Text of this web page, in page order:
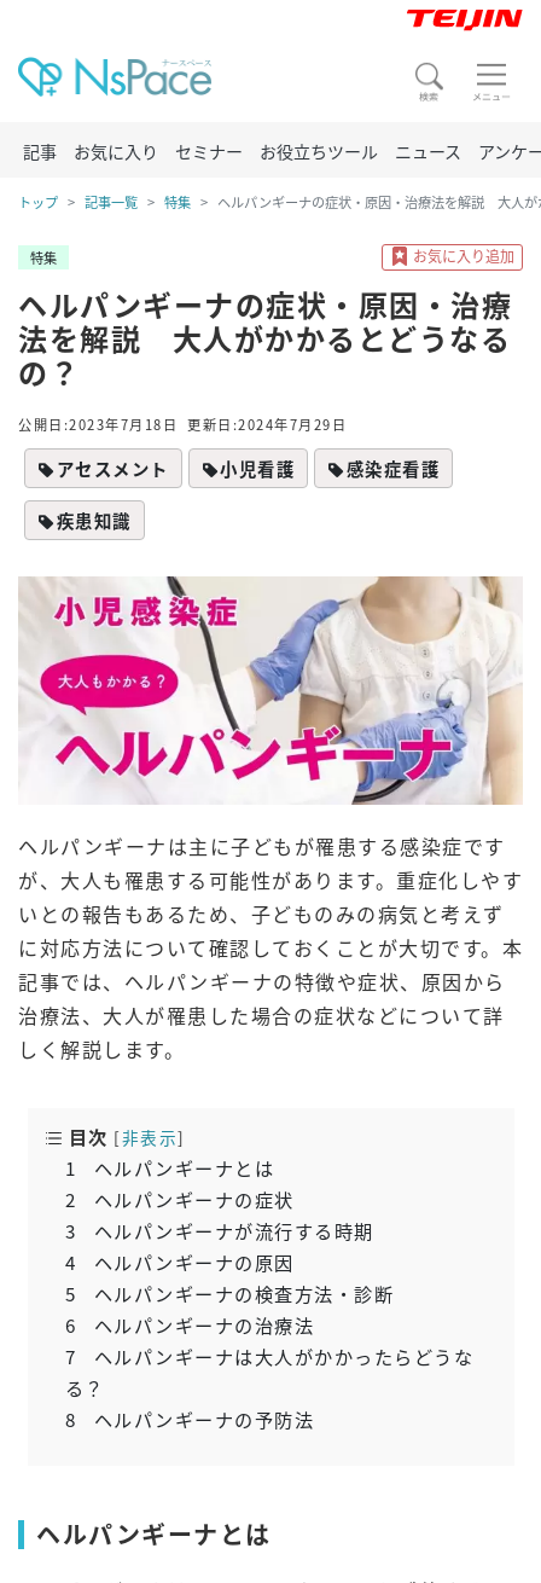
記事 お気に入り セミナー お役立ちツール ニュース アンケ
トップ 記事一覧 特集 ヘルパンギーナの症状・原因・治療法を解説 大人が
特集
ヘルパンギーナの症状・原因・治療
法を解説 大人がかかるとどうなる
の？
公開日:2023年7月18日 更新日:2024年7月29日
アセスメント 小児看護 感染症看護
疾患知識
ヘルパンギーナは主に子どもが罹患する感染症です
が、大人も罹患する可能性があります。重症化しやす
いとの報告もあるため、子どものみの病気と考えず
に対応方法について確認しておくことが大切です。本
記事では、ヘルパンギーナの特徴や症状、原因から
治療法、大人が罹患した場合の症状などについて詳
しく解説します。
目次 [非表示]
1
ヘルパンギーナとは
2
ヘルパンギーナの症状
3
ヘルパンギーナが流行する時期
4
ヘルパンギーナの原因
5
ヘルパンギーナの検査方法・診断
6
ヘルパンギーナの治療法
7
ヘルパンギーナは大人がかかったらどうな
る？
8
ヘルパンギーナの予防法
ヘルパンギーナとは